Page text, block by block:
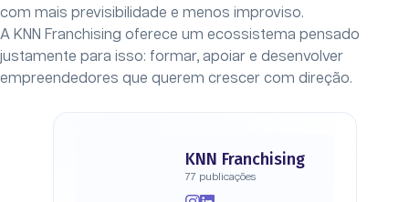
com mais previsibilidade e menos improviso.
A KNN Franchising oferece um ecossistema pensado
justamente para isso: formar, apoiar e desenvolver
empreendedores que querem crescer com direção.
KNN Franchising
77 publicações